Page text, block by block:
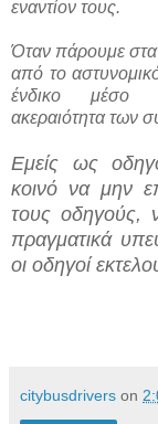
εναντίον τους.
Όταν πάρουμε στα
από το
ένδικο μέσο
ακεραιότητα των
Εμείς ως
κοινό να μην
τους οδηγούς,
πραγματικά
οι οδηγοί
citybusdrivers on